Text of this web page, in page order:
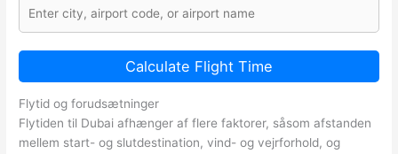
Calculate Flight Time
Flytid og forudsætninger
Flytiden til Dubai afhænger af flere faktorer, såsom afstanden
mellem start- og slutdestination, vind- og vejrforhold, og